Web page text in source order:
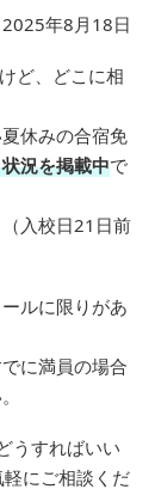
年8月18日
ど、どこに相
休みの合宿免
況を掲載中で
入校日21日前
ルに限りがあ
に満員の場合
うすればいい
にご相談くだ